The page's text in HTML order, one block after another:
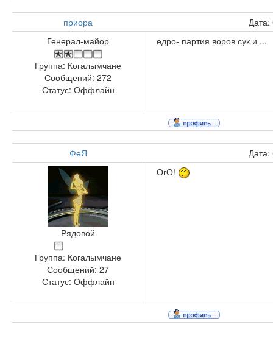
приора
Генерал-майор
Группа: Когалымчане
Сообщений: 272
Статус: Оффлайн
едро- партия воров сук и ...
ФеЯ
Рядовой
Группа: Когалымчане
Сообщений: 27
Статус: Оффлайн
ОгО!